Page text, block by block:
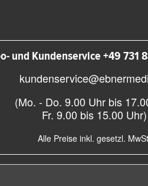
und Kundenservice +49 731
(Mo. - Do. 9.00 Uhr bis
Fr. 9.00 bis 15.00 Uhr)
Alle Preise inkl. gesetzl.